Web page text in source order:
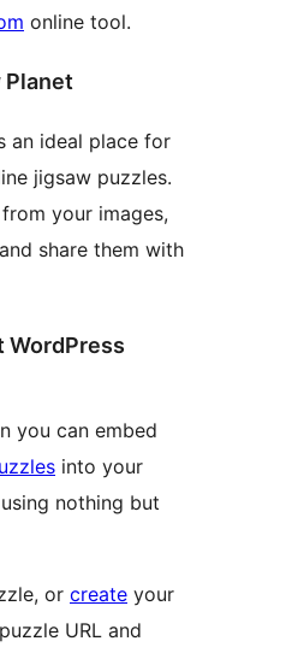
online tool.
Planet
an ideal place for
jigsaw puzzles.
from your images,
share them with
WordPress
you can embed
into your
nothing but
or create your
URL and